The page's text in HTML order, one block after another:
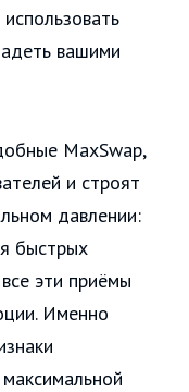
вашими
MaxSwap,
и строят
давлении:
быстрых
эти приёмы
Именно